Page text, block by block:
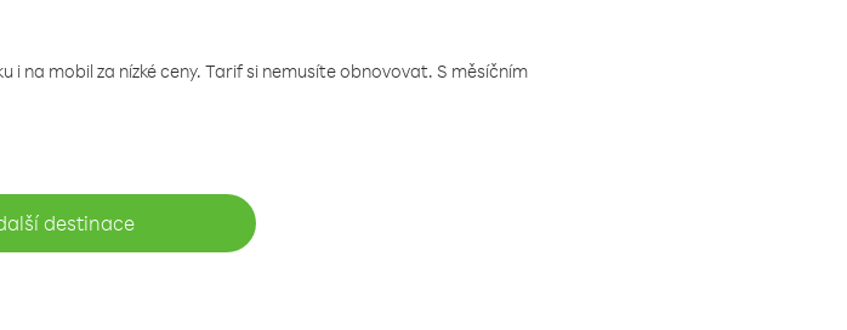
na mobil za nízké ceny. Tarif si nemusíte obnovovat. S měsíčním
destinace